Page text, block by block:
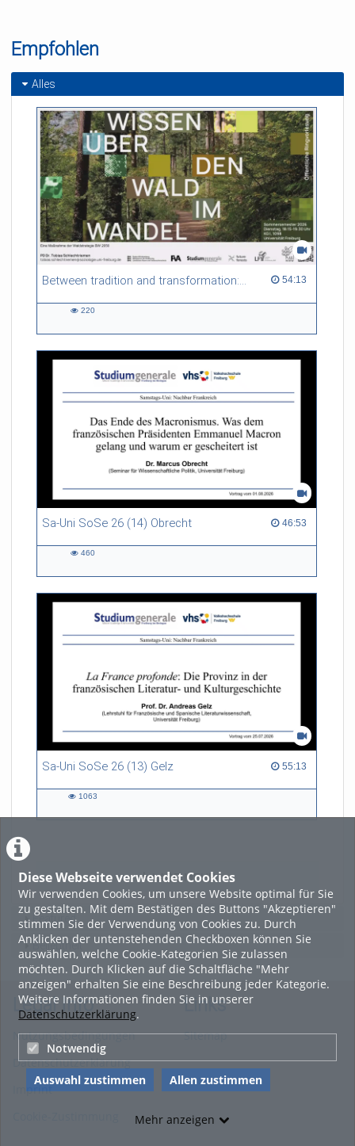
Diese Webseite verwendet Cookies
Wir verwenden Cookies, um unsere Website optimal für Sie
zu gestalten. Mit dem Bestätigen des Buttons "Akzeptieren"
stimmen Sie der Verwendung von Cookies zu. Durch
Anklicken der untenstehenden Checkboxen können Sie
auswählen, welche Cookie-Kategorien Sie zulassen
möchten. Durch Klicken auf die Schaltfläche "Mehr
anzeigen" erhalten Sie eine Beschreibung jeder Kategorie.
Weitere Informationen finden Sie in unserer
Datenschutzerklärung.
Notwendig
Auswahl zustimmen Allen zustimmen
Mehr anzeigen
Empfohlen
Alles
Between tradition and transformation: how owners, advisers and institutions co-create knowledge for resilient forests in Europe 54:13
54:13 duration
220
Sa-Uni SoSe 26 (14) Obrecht 46:53
46:53 duration
460
Sa-Uni SoSe 26 (13) Gelz 55:13
55:13 duration
1063
LADE MEHR
Featured
Beliebtheit
Legal Info
Nutzungsbedingungen
Datenschutzerklärung
Imprint
Links
Sitemap